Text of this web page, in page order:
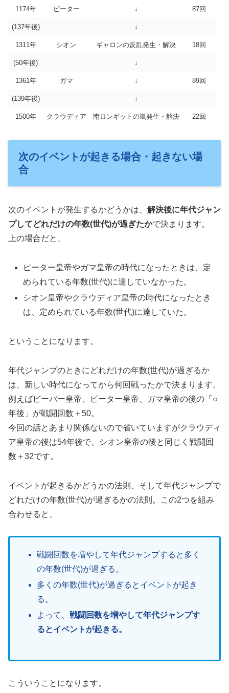
1174年 ピーター ↓ 87回
(137年後) ↓
1311年 シオン ギャロンの反乱発生・解決 18回
(50年後) ↓
1361年 ガマ ↓ 89回
(139年後) ↓
1500年 クラウディア 南ロンギットの嵐発生・解決 22回
次のイベントが起きる場合・起きない場
合
次のイベントが発生するかどうかは、 解決後に年代ジャン
プしてどれだけの年数(世代)が過ぎたかで決まります。
上の場合だと、
ピーター皇帝やガマ皇帝の時代になったときは、定
められている年数(世代)に達していなかった。
シオン皇帝やクラウディア皇帝の時代になったとき
は、定められている年数(世代)に達していた。
ということになります。
年代ジャンプのときにどれだけの年数(世代)が過ぎるか
は、新しい時代になってから何回戦ったかで決まります。
例えばビーバー皇帝、ピーター皇帝、ガマ皇帝の後の「○
年後」が戦闘回数＋50。
今回の話とあまり関係ないので省いていますがクラウディ
ア皇帝の後は54年後で、シオン皇帝の後と同じく戦闘回
数＋32です。
イベントが起きるかどうかの法則、そして年代ジャンプで
どれだけの年数(世代)が過ぎるかの法則。この2つを組み
合わせると、
戦闘回数を増やして年代ジャンプすると多く
の年数(世代)が過ぎる。
多くの年数(世代)が過ぎるとイベントが起き
る。
よって、戦闘回数を増やして年代ジャンプす
るとイベントが起きる。
こういうことになります。